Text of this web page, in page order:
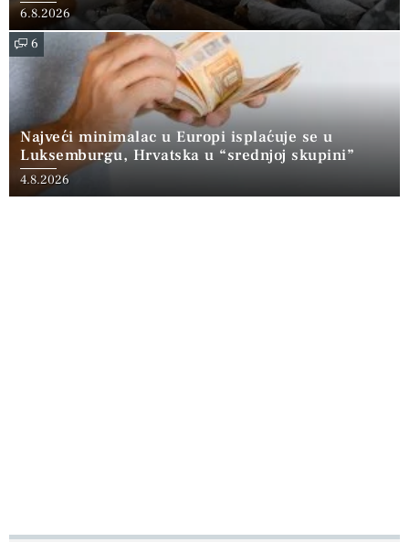
6.8.2026
6
Najveći minimalac u Europi isplaćuje se u
Luksemburgu, Hrvatska u “srednjoj skupini”
4.8.2026